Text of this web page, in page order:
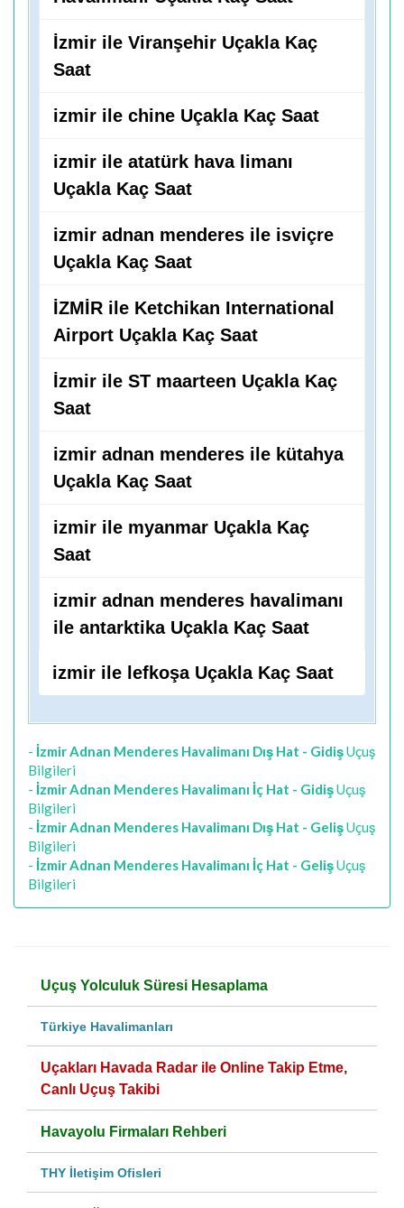
İzmir ile Viranşehir Uçakla Kaç
Saat
izmir ile chine Uçakla Kaç Saat
izmir ile atatürk hava limanı
Uçakla Kaç Saat
izmir adnan menderes ile isviçre
Uçakla Kaç Saat
İZMİR ile Ketchikan International
Airport Uçakla Kaç Saat
İzmir ile ST maarteen Uçakla Kaç
Saat
izmir adnan menderes ile kütahya
Uçakla Kaç Saat
izmir ile myanmar Uçakla Kaç
Saat
izmir adnan menderes havalimanı
ile antarktika Uçakla Kaç Saat
izmir ile lefkoşa Uçakla Kaç Saat
- İzmir Adnan Menderes Havalimanı Dış Hat - GidişUçuş
Bilgileri
- İzmir Adnan Menderes Havalimanı İç Hat - GidişUçuş
Bilgileri
- İzmir Adnan Menderes Havalimanı Dış Hat - GelişUçuş
Bilgileri
- İzmir Adnan Menderes Havalimanı İç Hat - GelişUçuş
Bilgileri
Uçuş Yolculuk Süresi Hesaplama
Türkiye Havalimanları
Uçakları Havada Radar ile Online Takip Etme,
Canlı Uçuş Takibi
Havayolu Firmaları Rehberi
THY İletişim Ofisleri